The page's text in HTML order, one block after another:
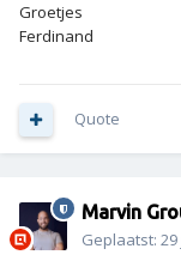
Groetjes
Ferdinand
Quote
Marvin
Geplaatst: